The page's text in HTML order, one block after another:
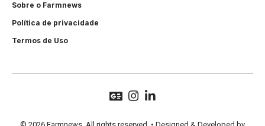
Sobre o Farmnews
Política de privacidade
Termos de Uso